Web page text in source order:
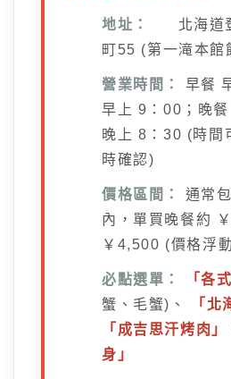
地址：
北海道
町55 (第一滝本館
營業時間：
早餐
早上 9：00；晚
晚上 8：30 (時間
時確認)
價格區間：
通常
內，單買晚餐約
￥4,500 (價格浮
必點選單： 「各
蟹、毛蟹)、
「北
「成吉思汗烤肉」
身」